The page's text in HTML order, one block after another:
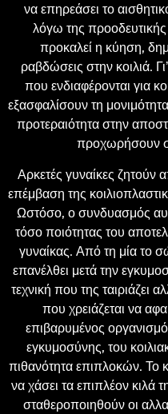
να επηρεάσει το
λόγω της
προκαλεί η κύηση,
ραβδώσεις στην κοιλιά.
που ενδιαφέρονται για
εξασφαλίσουν τη
προτεραιότητα στην
προχωρήσουν
Αρκετές γυναίκες ζητούν
επέμβαση της
Ωστόσο, ο συνδυασμός
τόσο ποιότητας του
γυναίκας. Από τη μία το
επανέλθει μετά την
τεχνική που της ταιριάζει
που χρειάζεται να
επιβαρυμένος
εγκυμοσύνης, του
πιθανότητα επιπλοκών. Το
να χάσει τα επιπλέον κιλά
σταθεροποιηθούν οι